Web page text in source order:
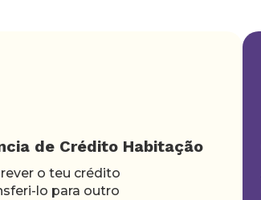
de Crédito Habitação
o teu crédito
lo para outro